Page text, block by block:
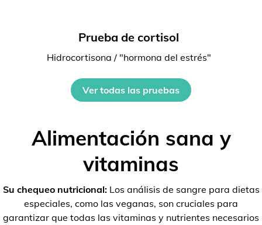
Prueba de cortisol
Hidrocortisona / "hormona del estrés"
Ver todas las pruebas
Alimentación sana y
vitaminas
Su chequeo nutricional:Los análisis de sangre para dietas
especiales, como las veganas, son cruciales para
garantizar que todas las vitaminas y nutrientes necesarios